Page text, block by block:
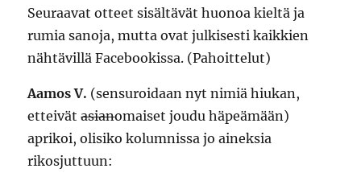
Seuraavat otteet sisältävät huonoa kieltä ja
rumia sanoja, mutta ovat julkisesti kaikkien
nähtävillä Facebookissa. (Pahoittelut)
Aamos V. (sensuroidaan nyt nimiä hiukan,
etteivätasianomaiset joudu häpeämään)
aprikoi, olisiko kolumnissa jo aineksia
rikosjuttuun: